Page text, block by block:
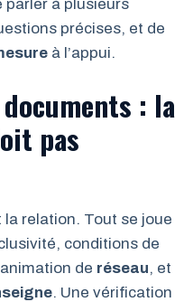
parler à plusieurs
précises, et de
à l’appui.
: la
pas
relation. Tout se joue
conditions de
de réseau, et
. Une vérification